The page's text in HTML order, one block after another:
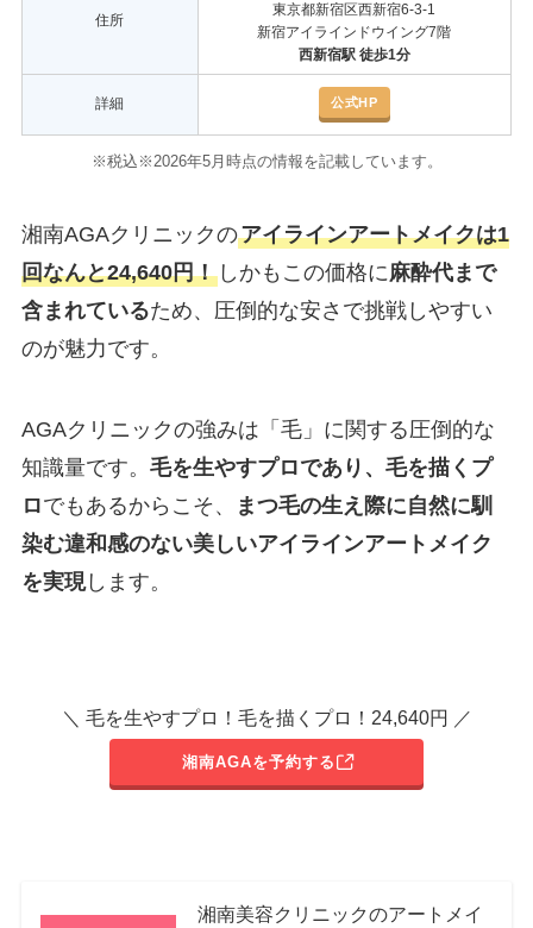
住所
東京都新宿区西新宿6-3-1
新宿アイラインドウイング7階
西新宿駅 徒歩1分
詳細 公式HP
※税込※2026年5月時点の情報を記載しています。
湘南AGAクリニックのアイラインアートメイクは1
回なんと24,640円！しかもこの価格に麻酔代まで
含まれているため、圧倒的な安さで挑戦しやすい
のが魅力です。
AGAクリニックの強みは「毛」に関する圧倒的な
知識量です。 毛を生やすプロであり、毛を描くプ
ロでもあるからこそ、
まつ毛の生え際に自然に馴
染む違和感のない美しいアイラインアートメイク
を実現します。
＼ 毛を生やすプロ！毛を描くプロ！24,640円 ／
湘南AGAを予約する
湘南美容クリニックのアートメイ